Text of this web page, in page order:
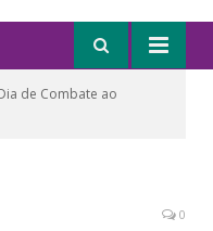
de Combate ao
0